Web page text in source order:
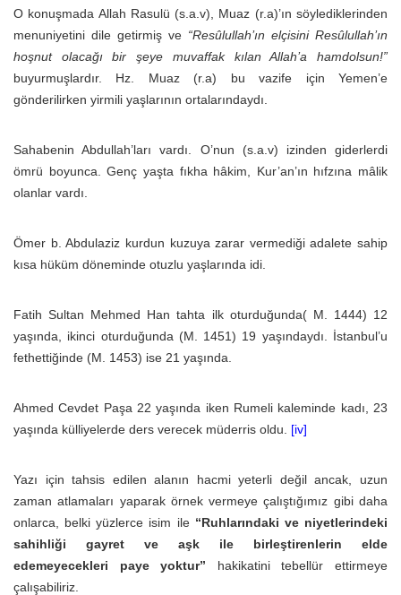
O konuşmada Allah Rasulü (s.a.v), Muaz (r.a)’ın söylediklerinden
menuniyetini dile getirmiş ve “Re­sû­lul­lah’ın elçisini Re­sû­lul­lah’ın
hoşnut olacağı bir şeye muvaffak kılan Allah’a hamdolsun!”
buyurmuşlardır. Hz. Muaz (r.a) bu vazife için Yemen’e
gönderilirken yirmili yaşlarının ortalarındaydı.
Sahabenin Abdullah’ları vardı. O’nun (s.a.v) izinden giderlerdi
ömrü boyunca. Genç yaşta fıkha hâkim, Kur’an’ın hıfzına mâlik
olanlar vardı.
Ömer b. Abdulaziz kurdun kuzuya zarar vermediği adalete sahip
kısa hüküm döneminde otuzlu yaşlarında idi.
Fatih Sultan Mehmed Han tahta ilk oturduğunda( M. 1444) 12
yaşında, ikinci oturduğunda (M. 1451) 19 yaşındaydı. İstanbul’u
fethettiğinde (M. 1453) ise 21 yaşında.
Ahmed Cevdet Paşa 22 yaşında iken Rumeli kaleminde kadı, 23
yaşında külliyelerde ders verecek müderris oldu. [iv]
Yazı için tahsis edilen alanın hacmi yeterli değil ancak, uzun
zaman atlamaları yaparak örnek vermeye çalıştığımız gibi daha
onlarca, belki yüzlerce isim ile “Ruhlarındaki ve niyetlerindeki
sahihliği gayret ve aşk ile birleştirenlerin elde
edemeyecekleri paye yoktur” hakikatini tebellür ettirmeye
çalışabiliriz.